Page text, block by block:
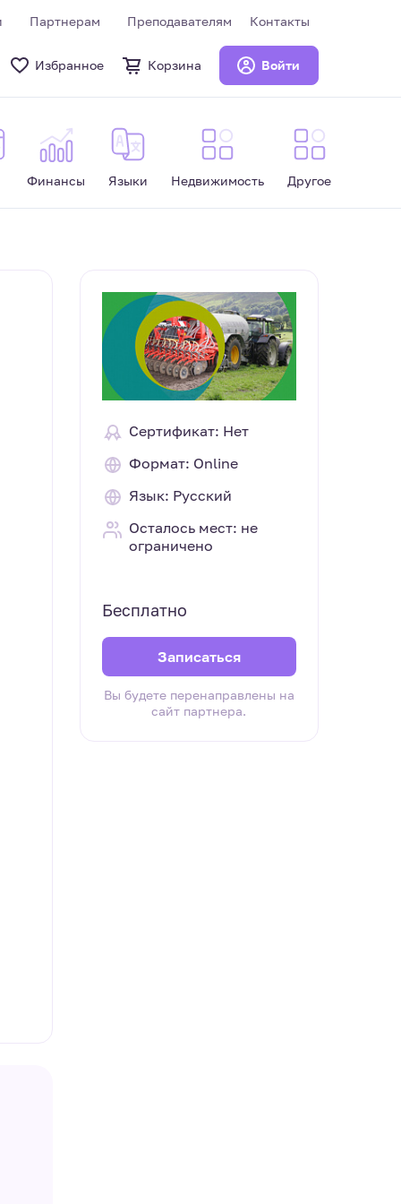
Партнерам Преподавателям Контакты
Избранное Корзина Войти
Финансы Языки Недвижимость Другое
Сертификат: Нет
Формат: Online
Язык: Русский
Осталось мест: не
ограничено
Бесплатно
Записаться
Вы будете перенаправлены на
сайт партнера.